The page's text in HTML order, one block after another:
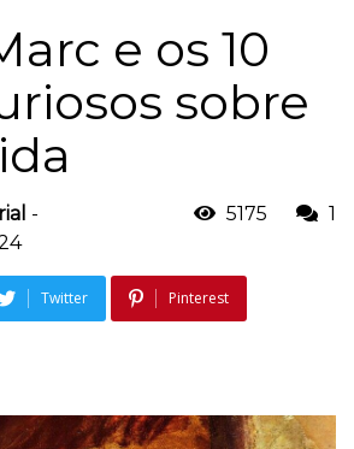
e os 10
sobre
-
5175 1
Twitter Pinterest